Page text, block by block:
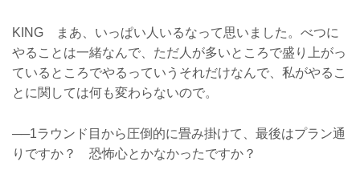
KING まあ、いっぱい人いるなって思いました。べつに
やることは一緒なんで、ただ人が多いところで盛り上がっ
ているところでやるっていうそれだけなんで、私がやるこ
とに関しては何も変わらないので。
──1ラウンド目から圧倒的に畳み掛けて、最後はプラン通
りですか？ 恐怖心とかなかったですか？